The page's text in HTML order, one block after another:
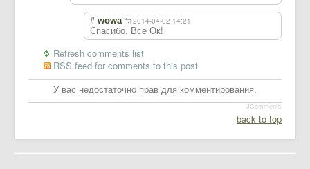
# wowa 2014-04-02 14:21
Спасибо. Все Ок!
Refresh comments list
RSS feed for comments to this post
У вас недостаточно прав для комментирования.
JComments
back to top